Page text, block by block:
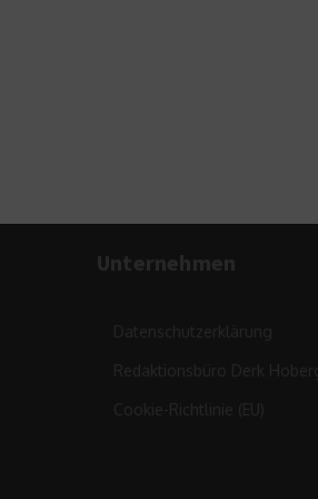
Unternehmen
Datenschutzerklärung
Redaktionsbüro Derk
Cookie-Richtlinie (EU)